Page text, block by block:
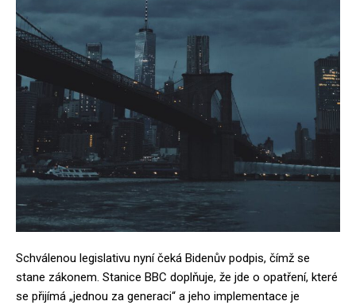
Schválenou legislativu nyní čeká Bidenův podpis, čímž se
stane zákonem. Stanice BBC doplňuje, že jde o opatření, které
se přijímá „jednou za generaci“ a jeho implementace je